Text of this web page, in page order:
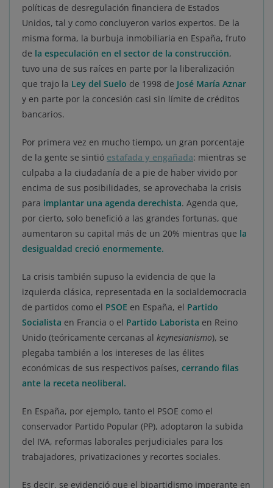
políticas de desregulación financiera de Estados
Unidos, tal y como concluyeron varios expertos. De la
misma forma, la burbuja inmobiliaria en España, fruto
de la especulación en el sector de la construcción,
tuvo una de sus raíces en parte por la liberalización
que trajo la Ley del Suelo de 1998 de José María Aznar
y en parte por la concesión casi sin límite de créditos
bancarios.
Por primera vez en mucho tiempo, un gran porcentaje
de la gente se sintió estafada y engañada: mientras se
culpaba a la ciudadanía de a pie de haber vivido por
encima de sus posibilidades, se aprovechaba la crisis
para implantar una agenda derechista. Agenda que,
por cierto, solo benefició a las grandes fortunas, que
aumentaron su capital más de un 20% mientras que la
desigualdad creció enormemente.
La crisis también supuso la evidencia de que la
izquierda clásica, representada en la socialdemocracia
de partidos como el PSOE en España, el Partido
Socialista en Francia o el Partido Laborista en Reino
Unido (teóricamente cercanas al keynesianismo), se
plegaba también a los intereses de las élites
económicas de sus respectivos países, cerrando filas
ante la receta neoliberal.
En España, por ejemplo, tanto el PSOE como el
conservador Partido Popular (PP), adoptaron la subida
del IVA, reformas laborales perjudiciales para los
trabajadores, privatizaciones y recortes sociales.
Es decir, se evidenció que el bipartidismo imperante en